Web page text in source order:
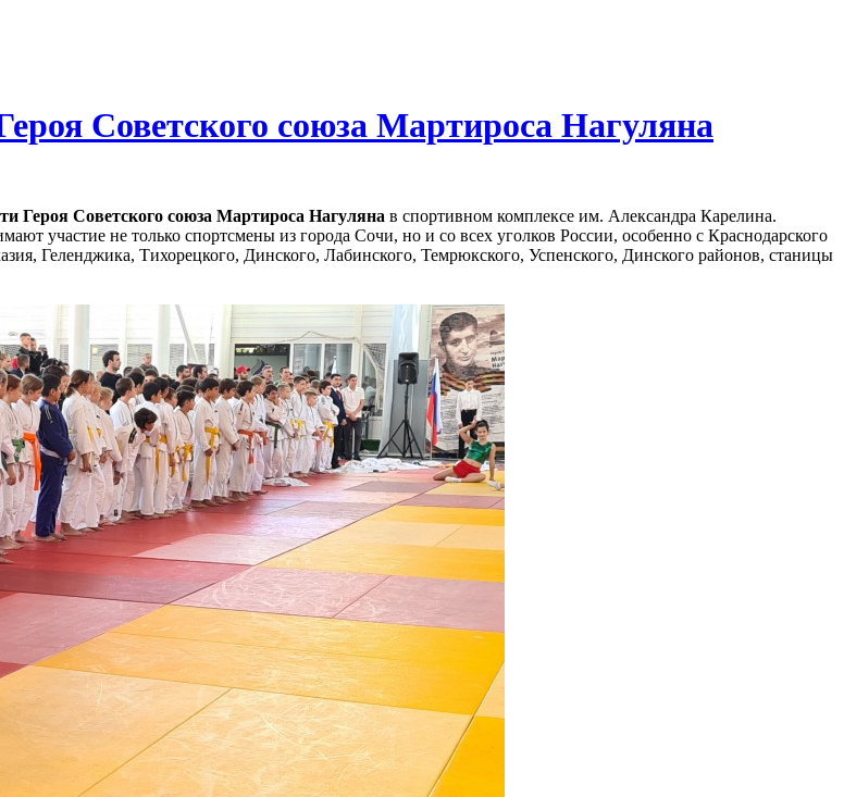
Советского союза Мартироса Нагуляна
Героя Советского союза Мартироса Нагуляна в спортивном комплексе им. Александра Карелина.
участие не только спортсмены из города Сочи, но и со всех уголков России, особенно с Краснодарского
Геленджика, Тихорецкого, Динского, Лабинского, Темрюкского, Успенского, Динского районов, станицы